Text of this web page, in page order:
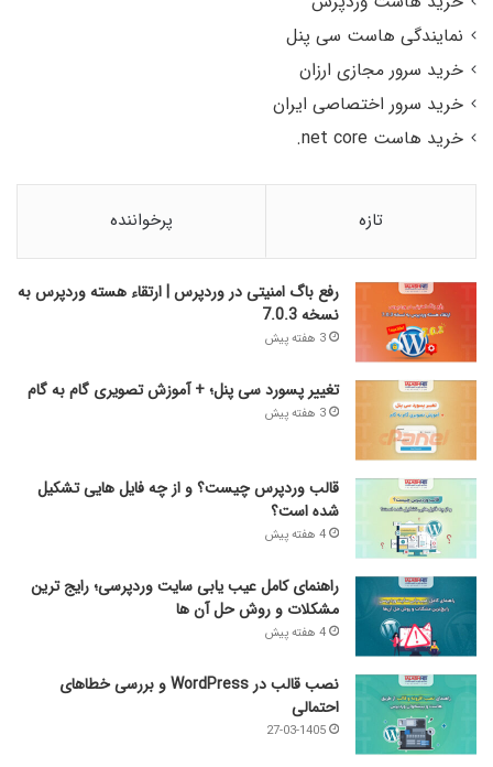
نمایندگی هاست سی پنل
خرید سرور مجازی ارزان
خرید سرور اختصاصی ایران
خرید هاست net core.
تازه پرخواننده
رفع باگ امنیتی در وردپرس | ارتقاء هسته وردپرس به
نسخه 7.0.3
3 هفته پیش
تغییر پسورد سی پنل؛ + آموزش تصویری گام به گام
3 هفته پیش
قالب وردپرس چیست؟ و از چه فایل­ هایی تشکیل
شده است؟
4 هفته پیش
راهنمای کامل عیب‌ یابی سایت وردپرسی؛ رایج‌ ترین
مشکلات و روش حل آن‌ ها
4 هفته پیش
نصب قالب در WordPress و بررسی خطاهای
احتمالی
27-03-1405